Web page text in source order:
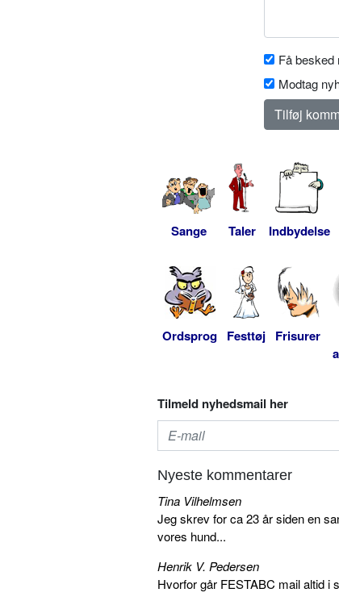
Få besked
Modtag
Sange Taler Indbydelse
Ordsprog Festtøj Frisurer
Tilmeld nyhedsmail her
Nyeste kommentarer
Tina Vilhelmsen
Jeg skrev for ca 23 år siden en
vores hund...
Henrik V. Pedersen
Hvorfor går FESTABC mail altid i